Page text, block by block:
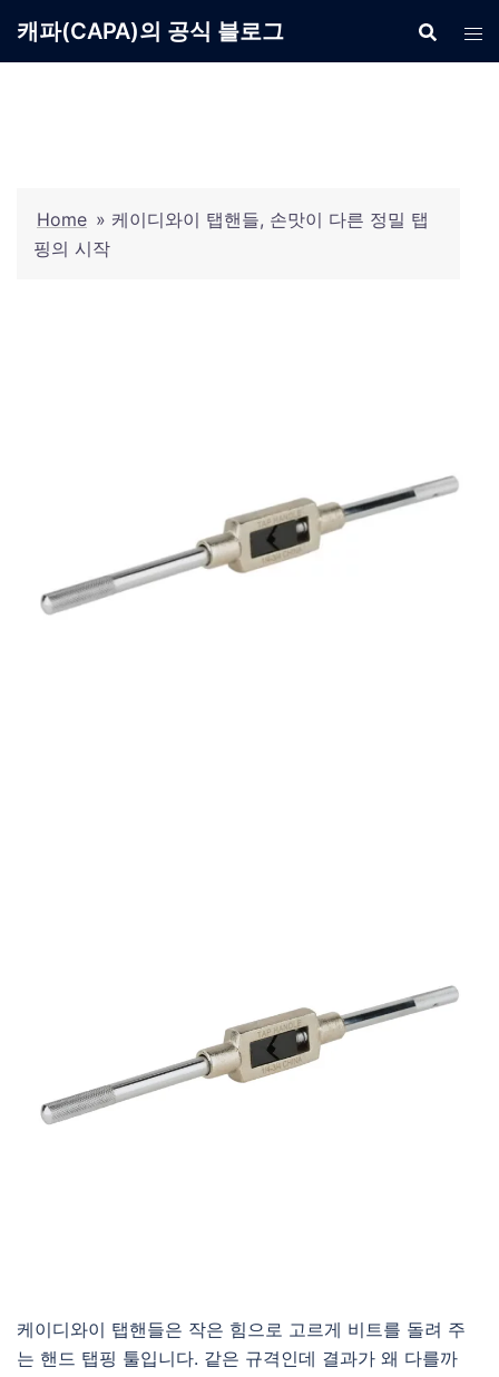
캐파(CAPA)의 공식 블로그
Home » 케이디와이 탭핸들, 손맛이 다른 정밀 탭
핑의 시작
케이디와이 탭핸들은 작은 힘으로 고르게 비트를 돌려 주
는 핸드 탭핑 툴입니다. 같은 규격인데 결과가 왜 다를까